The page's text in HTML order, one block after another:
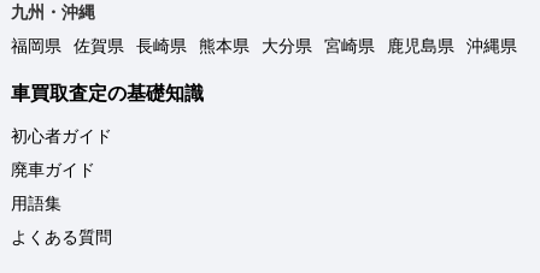
九州・沖縄
福岡県
佐賀県 長崎県 熊本県 大分県 宮崎県 鹿児島県 沖縄県
車買取査定の基礎知識
初心者ガイド
廃車ガイド
用語集
よくある質問